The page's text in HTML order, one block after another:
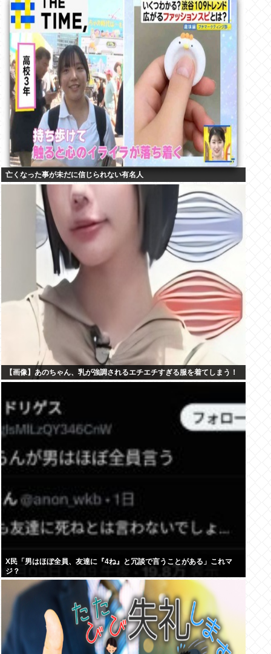
亡くなった事が未だに信じられない有名人
【画像】あのちゃん、乳が強調されるエチエチすぎる服を着てしまう！
X民「男はほぼ全員、友達に『4ね』と冗談で言うことがある」これマ
ジ？